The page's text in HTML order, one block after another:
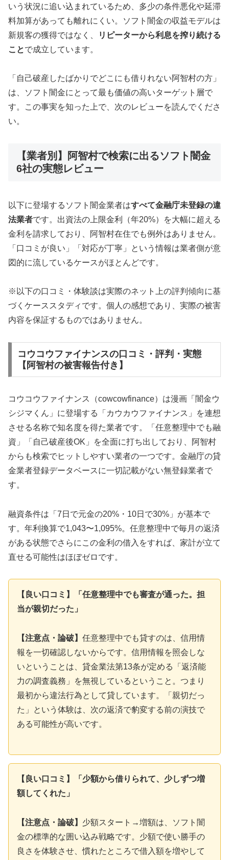
いう状況に追い込まれているため、多少の条件悪化や延滞
料加算があっても離れにくい。ソフト闇金の収益モデルは
新規客の獲得ではなく、
リピーターから利息を搾り続ける
ことで成立しています。
「自己破産したばかりでどこにも借りれない阿智村の方」
は、ソフト闇金にとって最も価値の高いターゲット層で
す。この事実を知った上で、次のレビューを読んでくださ
い。
【業者別】阿智村で検索に出るソフト闇金
6社の実態レビュー
以下に登場するソフト闇金業者はすべて金融庁未登録の違
法業者です。出資法の上限金利（年20%）を大幅に超える
金利を請求しており、阿智村在住でも例外はありません。
「口コミが良い」「対応が丁寧」という情報は業者側が意
図的に流しているケースがほとんどです。
※以下の口コミ・体験談は実際のネット上の評判傾向に基
づくケーススタディです。個人の感想であり、実際の被害
内容を保証するものではありません。
コウコウファイナンスの口コミ・評判・実態
【阿智村の被害報告付き】
コウコウファイナンス（cowcowfinance）は漫画「闇金ウ
シジマくん」に登場する「カウカウファイナンス」を連想
させる名称で知名度を得た業者です。「任意整理中でも融
資」「自己破産後OK」を全面に打ち出しており、阿智村
からも検索でヒットしやすい業者の一つです。金融庁の貸
金業者登録データベースに一切記載がない無登録業者で
す。
融資条件は「7日で元金の20%・10日で30%」が基本で
す。年利換算で1,043〜1,095%。任意整理中で毎月の返済
がある状態でさらにこの金利の借入をすれば、家計が立て
直せる可能性はほぼゼロです。
【良い口コミ】「任意整理中でも審査が通った。担
当が親切だった」
【注意点・論破】 任意整理中でも貸すのは、信用情
報を一切確認しないからです。信用情報を照会しな
いということは、貸金業法第13条が定める「返済能
力の調査義務」を無視しているということ。つまり
最初から違法行為として貸しています。「親切だっ
た」という体験は、次の返済で豹変する前の演技で
ある可能性が高いです。
【良い口コミ】「少額から借りられて、少しずつ増
額してくれた」
【注意点・論破】 少額スタート→増額は、ソフト闇
金の標準的な囲い込み戦略です。少額で使い勝手の
良さを体験させ、慣れたところで借入額を増やして